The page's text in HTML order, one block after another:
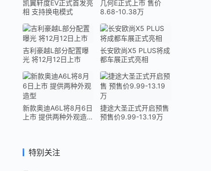
凯翼轩度EV正式首发亮
相 支持换电模式
几何E正式上市 售价
8.68-10.38万
吉利豪越L部分配置曝
光 将12月12日上市
长安欧尚X5 PLUS将成
都车展正式亮相
新款奥迪A6L将8月6日
上市 提供两种外观造
捷途大圣正式开启预售
预售价9.99-13.19万
特别关注